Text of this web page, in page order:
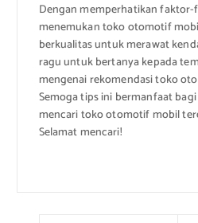
Dengan memperhatikan
menemukan toko otomotif
berkualitas untuk merawat
ragu untuk bertanya kepada
mengenai rekomendasi toko
Semoga tips ini bermanfaat
mencari toko otomotif mobil
Selamat mencari!